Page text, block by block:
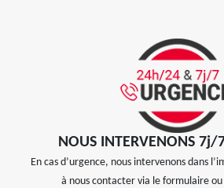
NOUS INTERVENONS
En cas d’urgence, nous intervenons dans
à nous contacter via le formulaire ou